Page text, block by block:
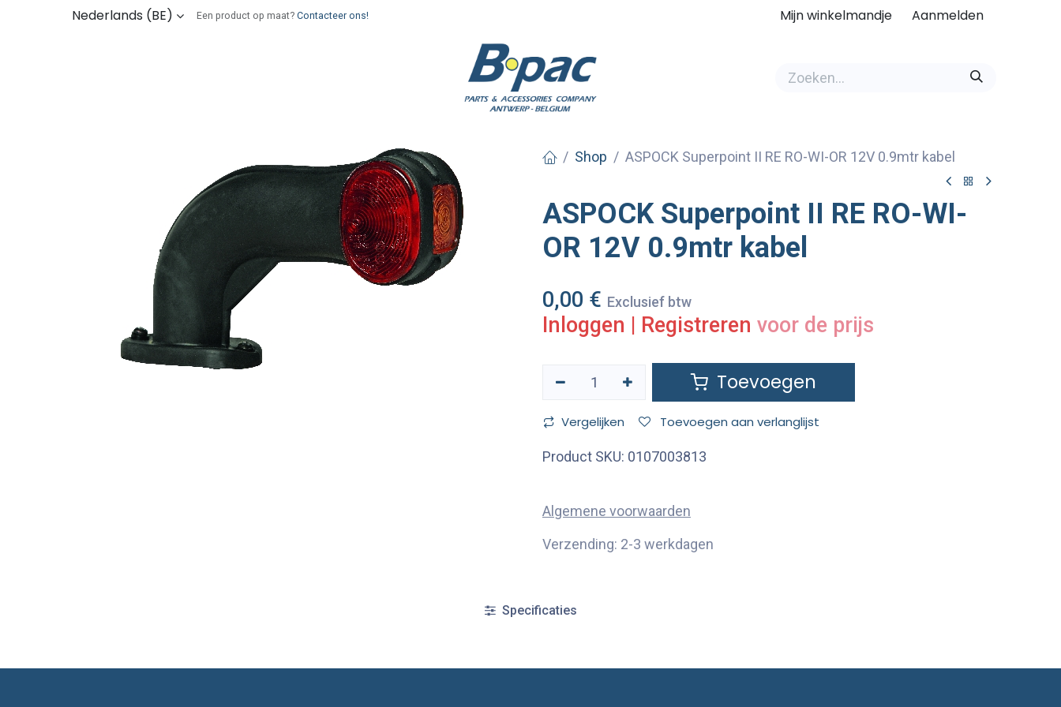
Overslaan naar inhoudNederlands (BE) Een product op maat? Contacteer ons! Mijn winkelmandje Aanmelden
Shop ASPOCK Superpoint II RE RO-WI-OR 12V 0.9mtr kabel
ASPOCK Superpoint II RE RO-WI-
OR 12V 0.9mtr kabel
0,00 € Exclusief btw
Inloggen | Registreren voor de prijs
Toevoegen
Vergelijken Toevoegen aan verlanglijst
Product SKU: 0107003813
Algemene voorwaarden
Verzending: 2-3 werkdagen
Specificaties